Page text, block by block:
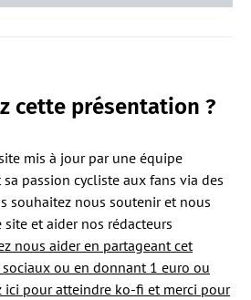
cette présentation ?
mis à jour par une équipe
passion cycliste aux fans via des
souhaitez nous soutenir et nous
et aider nos rédacteurs
nous aider en partageant cet
ou en donnant 1 euro ou
pour atteindre ko-fi et merci pour